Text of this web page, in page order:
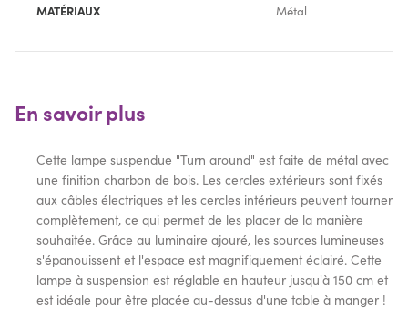
MATÉRIAUX
Métal
En savoir plus
Cette lampe suspendue "Turn around" est faite de métal avec
une finition charbon de bois. Les cercles extérieurs sont fixés
aux câbles électriques et les cercles intérieurs peuvent tourner
complètement, ce qui permet de les placer de la manière
souhaitée. Grâce au luminaire ajouré, les sources lumineuses
s'épanouissent et l'espace est magnifiquement éclairé. Cette
lampe à suspension est réglable en hauteur jusqu'à 150 cm et
est idéale pour être placée au-dessus d'une table à manger !